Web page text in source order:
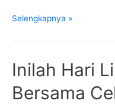
Berikut
Hari
Bersama
Selengkapnya »
Inilah Hari
Bersama